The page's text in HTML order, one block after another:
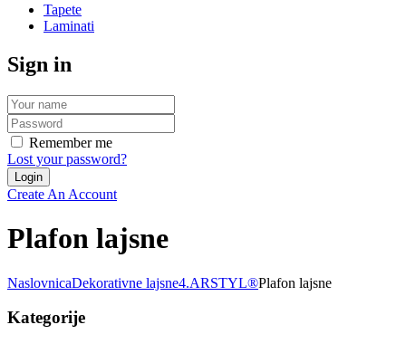
Tapete
Laminati
Sign in
Remember me
Lost your password?
Create An Account
Plafon lajsne
NaslovnicaDekorativne lajsne4.ARSTYL®Plafon lajsne
Kategorije